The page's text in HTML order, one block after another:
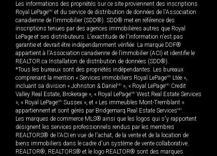
Les informations des propriétés sur ce site proviennent des inscriptions
Royal LePageMD et du service de distribution de données de l'Association
canadienne de l’immobilier (SDD®). SDD® met en référence des
inscriptions tenues par des agences immobilières autres que Royal
LePage et ses distributeurs. L'exactitude de l'information n'est pas
garantie et devrait être indépendamment vérifiée. La marque DDF®
appartient à l'Association canadienne de l’immobilier (ACI) et identifie le
REALTOR.ca Installation de distribution de données (SDD®).
*Tous les bureaux sont des propriétés indépendantes. Les bureaux
comprenant la mention « Services immobiliers Royal LePageMD Ltée »,
incluant sa division « Johnston & Daniel MD », « Royal LePageMD Credit
Valley Real Estate, Brokerage », « Royal LePageMD West Real Estate Services
», « Royal LePageMD Sussex », et « Les immeubles Mont-Tremblant »
appartiennent et sont gérés par Bridgemarq Real Estate ServicesMD.
Les marques de commerce MLS® ainsi que les logos qui s'y rapportent
désignent les services professionnels rendus par les membres
REALTORS® de l'ACI en vue de l'achat, de la vente et de la location de
biens immobiliers dans le cadre d'un système de vente collaborative.
REALTOR®, REALTORS® et le logo REALTOR® sont des marques